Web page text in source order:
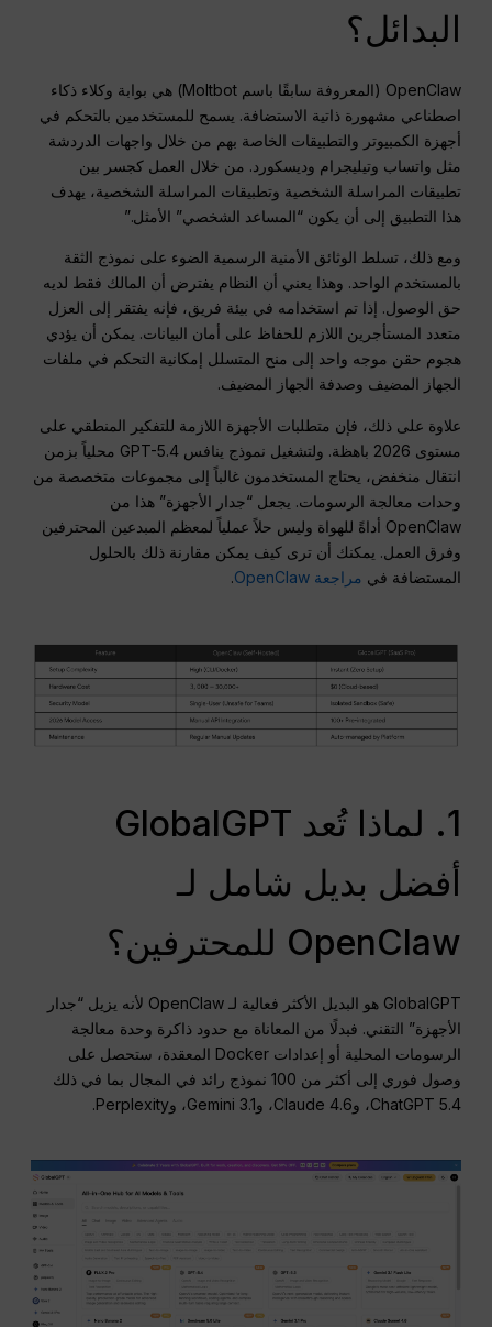
البدائل؟
OpenClaw (المعروفة سابقًا باسم Moltbot) هي بوابة وكلاء ذكاء
اصطناعي مشهورة ذاتية الاستضافة. يسمح للمستخدمين بالتحكم في
أجهزة الكمبيوتر والتطبيقات الخاصة بهم من خلال واجهات الدردشة
مثل واتساب وتيليجرام وديسكورد. من خلال العمل كجسر بين
تطبيقات المراسلة الشخصية وتطبيقات المراسلة الشخصية، يهدف
هذا التطبيق إلى أن يكون “المساعد الشخصي” الأمثل.”
ومع ذلك، تسلط الوثائق الأمنية الرسمية الضوء على نموذج الثقة
بالمستخدم الواحد. وهذا يعني أن النظام يفترض أن المالك فقط لديه
حق الوصول. إذا تم استخدامه في بيئة فريق، فإنه يفتقر إلى العزل
متعدد المستأجرين اللازم للحفاظ على أمان البيانات. يمكن أن يؤدي
هجوم حقن موجه واحد إلى منح المتسلل إمكانية التحكم في ملفات
الجهاز المضيف وصدفة الجهاز المضيف.
علاوة على ذلك، فإن متطلبات الأجهزة اللازمة للتفكير المنطقي على
مستوى 2026 باهظة. ولتشغيل نموذج ينافس GPT-5.4 محلياً بزمن
انتقال منخفض، يحتاج المستخدمون غالباً إلى مجموعات متخصصة من
وحدات معالجة الرسومات. يجعل “جدار الأجهزة” هذا من
OpenClaw أداةً للهواة وليس حلاً عملياً لمعظم المبدعين المحترفين
وفرق العمل. يمكنك أن ترى كيف يمكن مقارنة ذلك بالحلول
المستضافة في مراجعة OpenClaw .
1. لماذا تُعد GlobalGPT
أفضل بديل شامل لـ
OpenClaw للمحترفين؟
GlobalGPT هو البديل الأكثر فعالية لـ OpenClaw لأنه يزيل “جدار
الأجهزة” التقني. فبدلًا من المعاناة مع حدود ذاكرة وحدة معالجة
الرسومات المحلية أو إعدادات Docker المعقدة، ستحصل على
وصول فوري إلى أكثر من 100 نموذج رائد في المجال بما في ذلك
ChatGPT 5.4، وClaude 4.6، وGemini 3.1، وPerplexity.